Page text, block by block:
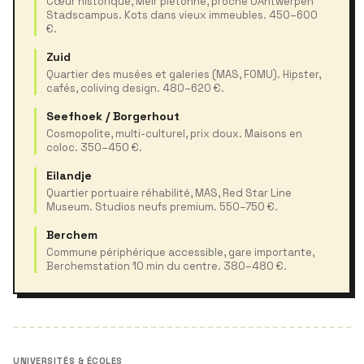
Stadscampus. Kots dans vieux immeubles. 450–600
€.
Zuid
Quartier des musées et galeries (MAS, FOMU). Hipster,
cafés, coliving design. 480–620 €.
Seefhoek / Borgerhout
Cosmopolite, multi-culturel, prix doux. Maisons en
coloc. 350–450 €.
Eilandje
Quartier portuaire réhabilité, MAS, Red Star Line
Museum. Studios neufs premium. 550–750 €.
Berchem
Commune périphérique accessible, gare importante,
Berchemstation 10 min du centre. 380–480 €.
UNIVERSITÉS & ÉCOLES